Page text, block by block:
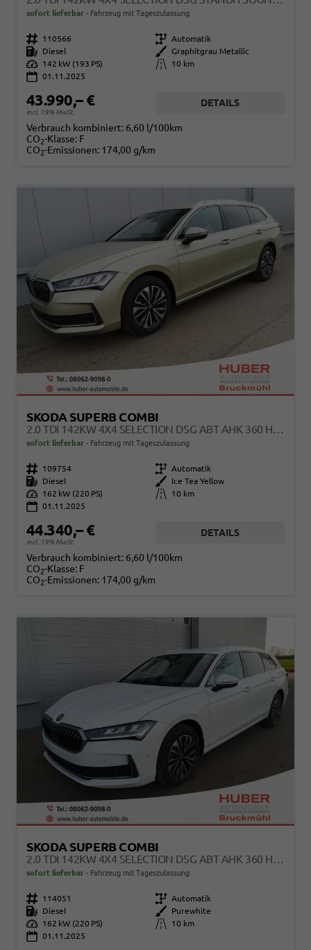
sofort lieferbar Fahrzeug mit Tageszulassung
Fahrzeugnr. 110566 Getriebe Automatik
Kraftstoff
Diesel Außenfarbe
Graphitgrau Metallic
Leistung
142 kW (193 PS) Kilometerstand
10 km
01.11.2025
43.990,– €
incl. 19% MwSt.
DETAILS
Verbrauch kombiniert: 6,60 l/100km
CO2-Klasse: F
CO2-Emissionen: 174,00 g/km
SKODA SUPERB COMBI
2.0 TDI 142KW 4X4 SELECTION DSG ABT AHK 360 HEAD UP
sofort lieferbar Fahrzeug mit Tageszulassung
Fahrzeugnr. 109754 Getriebe Automatik
Kraftstoff
Diesel Außenfarbe
Ice Tea Yellow
Leistung
162 kW (220 PS) Kilometerstand
10 km
01.11.2025
44.340,– €
incl. 19% MwSt.
DETAILS
Verbrauch kombiniert: 6,60 l/100km
CO2-Klasse: F
CO2-Emissionen: 174,00 g/km
SKODA SUPERB COMBI
2.0 TDI 142KW 4X4 SELECTION DSG ABT AHK 360 HEAD UP PANO
sofort lieferbar Fahrzeug mit Tageszulassung
Fahrzeugnr. 114051 Getriebe Automatik
Kraftstoff
Diesel Außenfarbe
Purewhite
Leistung
162 kW (220 PS) Kilometerstand
10 km
01.11.2025